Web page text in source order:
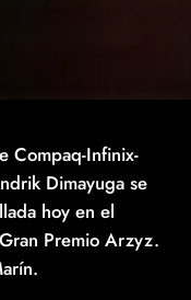
Compaq-Infinix-
Dimayuga se
hoy en el
Premio Arzyz.